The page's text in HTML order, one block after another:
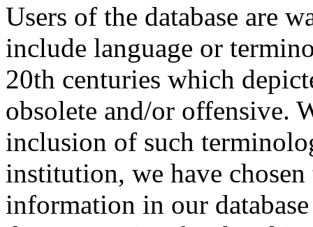
Users of the database are
include language or
20th centuries which
obsolete and/or offensive.
inclusion of such
institution, we have
information in our